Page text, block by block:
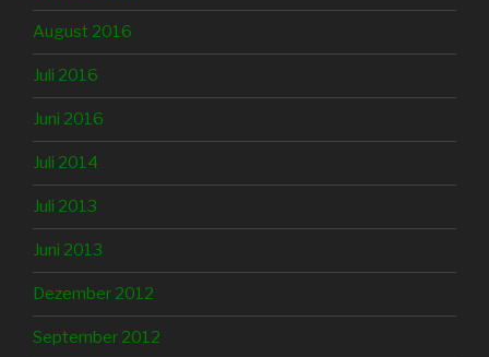
August 2016
Juli 2016
Juni 2016
Juli 2014
Juli 2013
Juni 2013
Dezember 2012
September 2012